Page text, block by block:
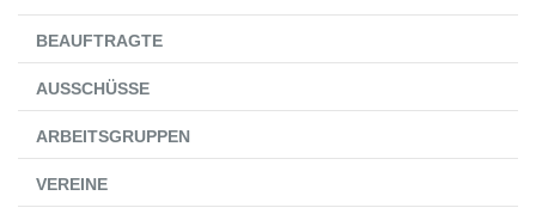
BEAUFTRAGTE
AUSSCHÜSSE
ARBEITSGRUPPEN
VEREINE